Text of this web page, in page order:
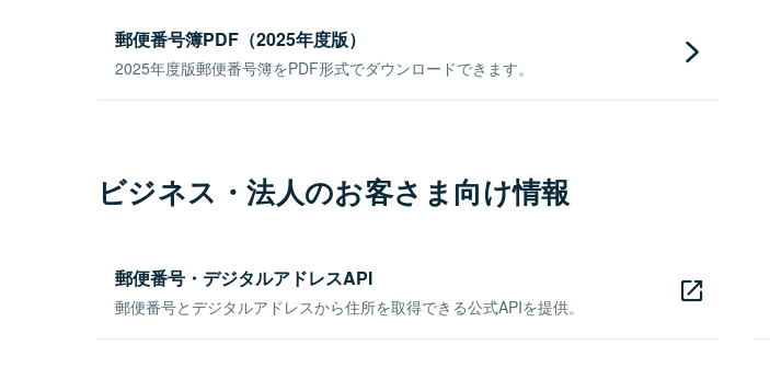
郵便番号簿PDF（2025年度版）
2025年度版郵便番号簿をPDF形式でダウンロードできます。
ビジネス・法人のお客さま向け情報
郵便番号・デジタルアドレスAPI
郵便番号とデジタルアドレスから住所を取得できる公式APIを提供。